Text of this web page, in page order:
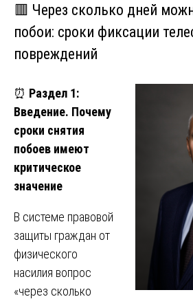
🟥 Через сколько дней
побои: сроки фиксации
повреждений
⏰ Раздел 1:
Введение. Почему
сроки снятия
побоев имеют
критическое
значение
В системе правовой
защиты граждан от
физического
насилия вопрос
«через сколько